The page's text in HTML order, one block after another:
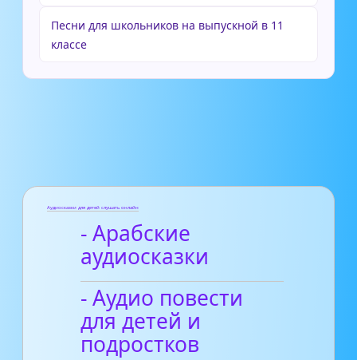
Песни для школьников на выпускной в 11
классе
Аудиосказки для детей слушать онлайн
- Арабские
аудиосказки
- Аудио повести
для детей и
подростков